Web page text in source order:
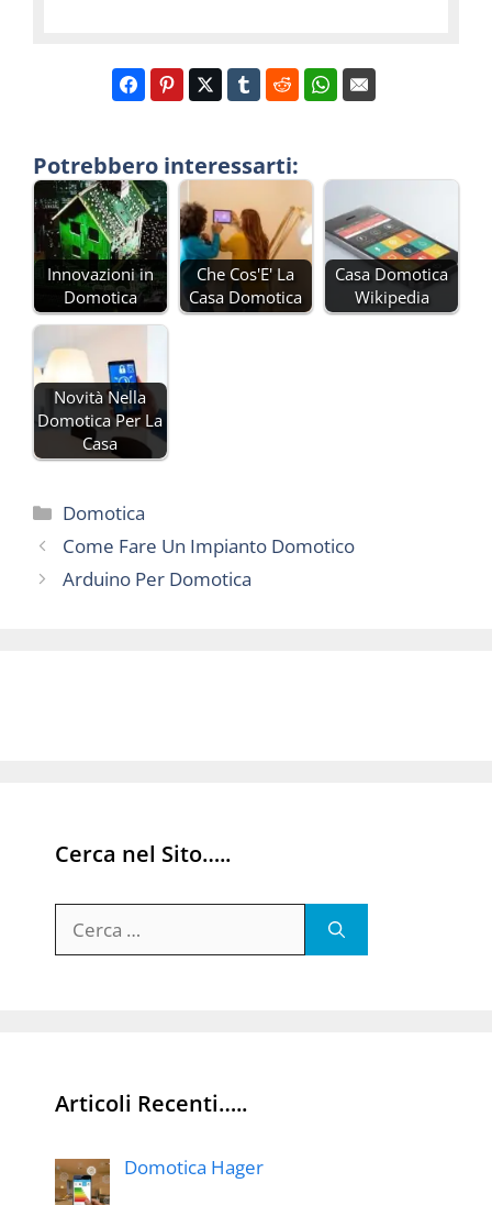
Potrebbero interessarti:
Innovazioni in
Domotica
Che Cos'E' La
Casa Domotica
Casa Domotica
Wikipedia
Novità Nella
Domotica Per La
Casa
Categorie
Domotica
Come Fare Un Impianto Domotico
Arduino Per Domotica
Cerca nel Sito…..
per:
Articoli Recenti…..
Domotica Hager